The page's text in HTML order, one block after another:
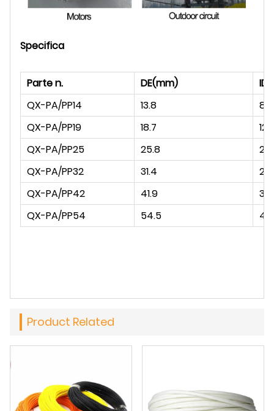
Specifica
Parte n. DE(mm)
QX-PA/PP14
13.8
8.9
QX-PA/PP19
18.7
QX-PA/PP25
25.8
QX-PA/PP32
31.4
QX-PA/PP42
41.9
QX-PA/PP54
54.5
Product Related